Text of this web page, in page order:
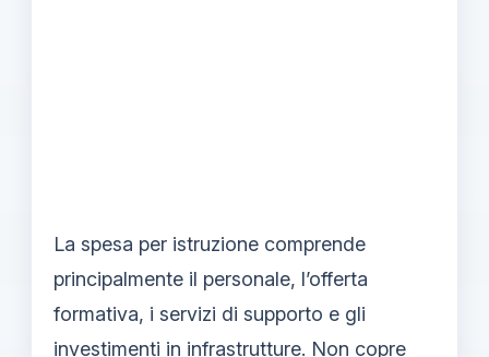
La spesa per istruzione comprende
principalmente il personale, l’offerta
formativa, i servizi di supporto e gli
investimenti in infrastrutture. Non copre